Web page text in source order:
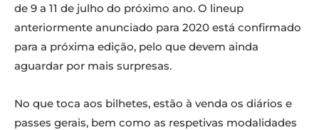
de 9 a 11 de julho do próximo ano. O lineup
anteriormente anunciado para 2020 está confirmado
para a próxima edição, pelo que devem ainda
aguardar por mais surpresas.
No que toca aos bilhetes, estão à venda os diários e
passes gerais, bem como as respetivas modalidades